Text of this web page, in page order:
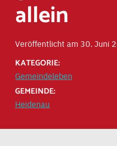
allein
Veröffentlicht am 30. Juni
KATEGORIE:
Gemeindeleben
GEMEINDE:
Heidenau